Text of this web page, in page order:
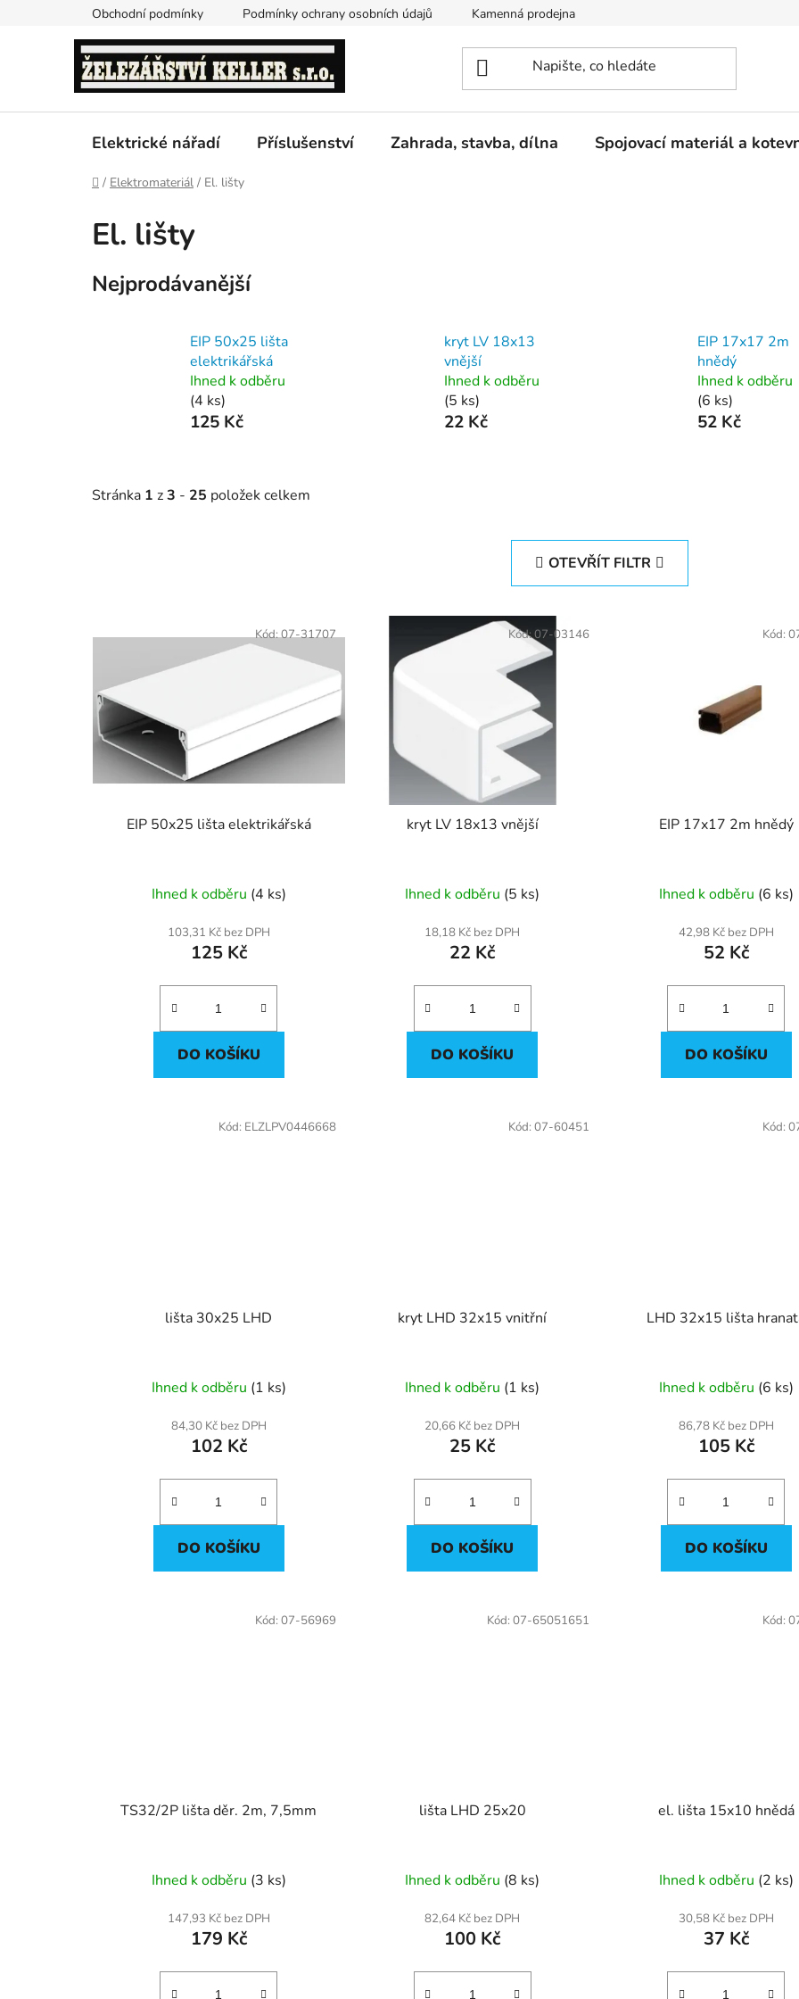
Obchodní podmínky Podmínky ochrany osobních údajů Kamenná prodejna
Elektrické nářadí Příslušenství Zahrada, stavba, dílna Spojovací materiál a
Domů
/ Elektromateriál / El. lišty
El. lišty
Nejprodávanější
EIP 50x25 lišta
elektrikářská
Ihned k odběru
(4 ks)
125 Kč
kryt LV 18x13
vnější
Ihned k odběru
(5 ks)
22 Kč
EIP 17x17 2m
hnědý
Ihned k odběru
(6 ks)
52 Kč
Stránka 1 z3 - 25 položek celkem
OTEVŘÍT FILTR
ý
s
p
r
o
EIP 50x25 lišta elektrikářská
Ihned k odběru (4 ks)
103,31 Kč bez DPH
125 Kč
DO KOŠÍKU
Kód:07-31707
kryt LV 18x13 vnější
Ihned k odběru (5 ks)
18,18 Kč bez DPH
22 Kč
DO KOŠÍKU
Kód:07-03146
EIP 17x17 2m hnědý
Ihned k odběru (6 ks)
42,98 Kč bez DPH
52 Kč
DO KOŠÍKU
Kód:
lišta 30x25 LHD
Ihned k odběru (1 ks)
84,30 Kč bez DPH
102 Kč
DO KOŠÍKU
Kód: ELZLPV0446668
kryt LHD 32x15 vnitřní
Ihned k odběru (1 ks)
20,66 Kč bez DPH
25 Kč
DO KOŠÍKU
Kód: 07-60451
LHD 32x15 lišta
Ihned k odběru (6 ks)
86,78 Kč bez DPH
105 Kč
DO KOŠÍKU
Kód:
TS32/2P lišta děr. 2m, 7,5mm
Ihned k odběru (3 ks)
147,93 Kč bez DPH
179 Kč
Kód: 07-56969
lišta LHD 25x20
Ihned k odběru (8 ks)
82,64 Kč bez DPH
100 Kč
Kód: 07-65051651
el. lišta 15x10 hnědá
Ihned k odběru (2 ks)
30,58 Kč bez DPH
37 Kč
Kód: